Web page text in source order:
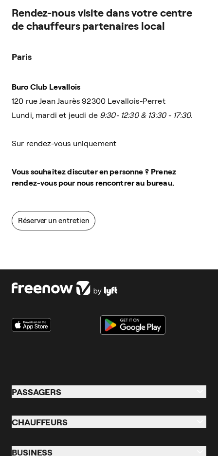
Rendez-nous visite dans votre centre
de chauffeurs partenaires local
Paris
Buro Club Levallois
120 rue Jean Jaurès 92300 Levallois-Perret
Lundi, mardi et jeudi de 9:30- 12:30 & 13:30 - 17:30.
Sur rendez-vous uniquement
Vous souhaitez discuter en personne ? Prenez
rendez-vous pour nous rencontrer au bureau.
Réserver un entretien
PASSAGERS
Taxi & VTC
Trottinettes Électriques
CHAUFFEURS
BUSINESS